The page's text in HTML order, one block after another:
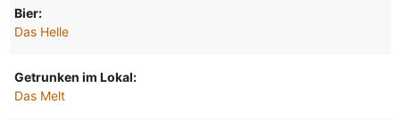
Bier:
Das Helle
Getrunken im Lokal:
Das Melt